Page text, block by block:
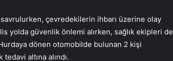
çevredekilerin ihbarı üzerine olay
yolda güvenlik önlemi alırken, sağlık ekipleri de
dönen otomobilde bulunan 2 kişi
altına alındı.